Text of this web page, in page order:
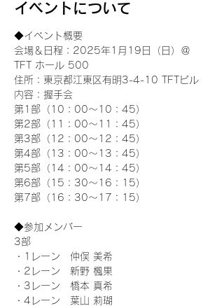
イベントについて
◆イベント概要
会場＆日程：2025年1月19日（日）＠
TFT ホール 500
住所：東京都江東区有明3-4-10 TFTビル
内容：握手会
第1部（10：00～10：45）
第2部（11：00～11：45）
第3部（12：00～12：45）
第4部（13：00～13：45）
第5部（14：00～14：45）
第6部（15：30～16：15）
第7部（16：30～17：15）
◆参加メンバー
3部
・1レーン　仲俣 美希
・2レーン　新野 楓果
・3レーン　橋本 真希
・4レーン　葉山 莉瑚